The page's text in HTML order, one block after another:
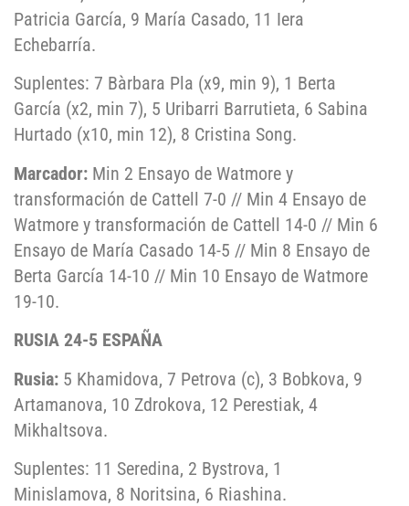
Patricia García, 9 María Casado, 11 Iera
Echebarría.
Suplentes: 7 Bàrbara Pla (x9, min 9), 1 Berta
García (x2, min 7), 5 Uribarri Barrutieta, 6 Sabina
Hurtado (x10, min 12), 8 Cristina Song.
Marcador: Min 2 Ensayo de Watmore y
transformación de Cattell 7-0 // Min 4 Ensayo de
Watmore y transformación de Cattell 14-0 // Min 6
Ensayo de María Casado 14-5 // Min 8 Ensayo de
Berta García 14-10 // Min 10 Ensayo de Watmore
19-10.
RUSIA 24-5 ESPAÑA
Rusia: 5 Khamidova, 7 Petrova (c), 3 Bobkova, 9
Artamanova, 10 Zdrokova, 12 Perestiak, 4
Mikhaltsova.
Suplentes: 11 Seredina, 2 Bystrova, 1
Minislamova, 8 Noritsina, 6 Riashina.